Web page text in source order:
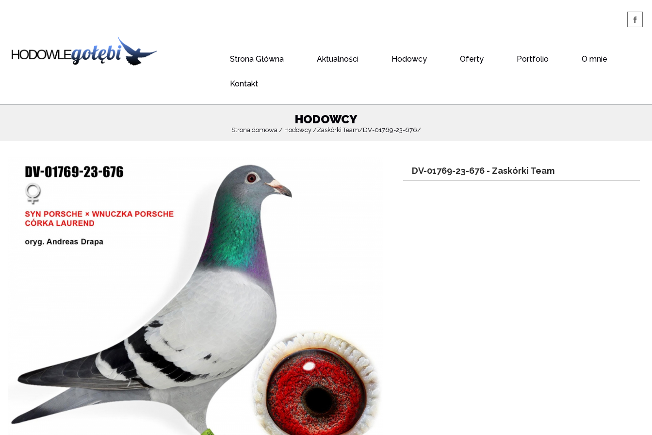
Strona Główna Aktualności Hodowcy Oferty Portfolio O mnie
Kontakt
HODOWCY
Strona domowa Hodowcy Zaskórki Team DV-01769-23-676
DV-01769-23-676 - Zaskórki Team